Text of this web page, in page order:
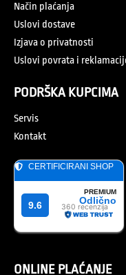
Način plaćanja
Uslovi dostave
Izjava o privatnosti
Uslovi povrata i
PODRŠKA KUPCIMA
Servis
Kontakt
ONLINE PLAĆANJE